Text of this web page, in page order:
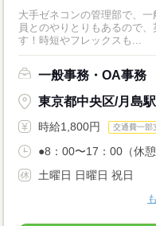
大手ゼネコンの管理部で、
員とのやりとりもあるので
す！時短やフレックスも...
一般事務・OA事務
東京都中央区/月島駅
時給1,800円 交通費一部
●8：00〜17：00（休
土曜日 日曜日 祝日